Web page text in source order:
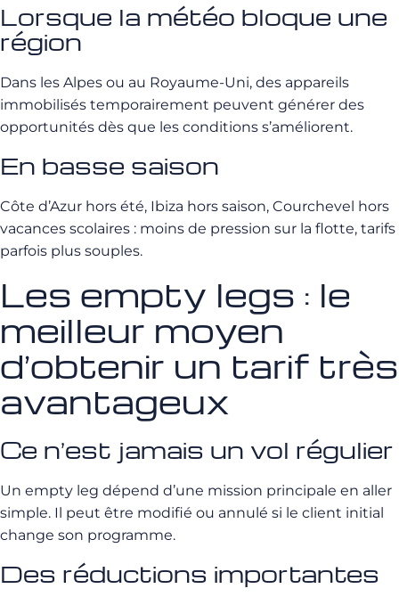
Lorsque la météo bloque une
région
Dans les Alpes ou au Royaume-Uni, des appareils
immobilisés temporairement peuvent générer des
opportunités dès que les conditions s’améliorent.
En basse saison
Côte d’Azur hors été, Ibiza hors saison, Courchevel hors
vacances scolaires : moins de pression sur la flotte, tarifs
parfois plus souples.
Les empty legs : le
meilleur moyen
d’obtenir un tarif très
avantageux
Ce n’est jamais un vol régulier
Un empty leg dépend d’une mission principale en aller
simple. Il peut être modifié ou annulé si le client initial
change son programme.
Des réductions importantes